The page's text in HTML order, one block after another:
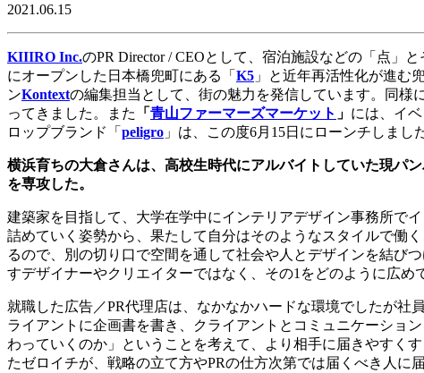
2021.06.15
KIIIRO Inc.のPR Director / CEOとして、宿泊施設などの「点」
にオープンした日本橋兜町にある「 K5 」と近年再活性化が進む
ンKontextの編集担当として、街の魅力を発信しています。同様
ってきました。また
「 青山ファーマーズマーケット 」 には、イ
ロップブランド「 peligro 」は、この度6月 15日にローンチしまし
横浜育ちの大倉さんは、高校生時代にアルバイトしていた現パ
を専攻した。
建築家を目指して、大学在学中にインテリアデザイン事務所で
詰めていく姿勢から、果たして自分はそのようなスタイルで働
るので、別の切り口で空間を通して社会や人とデザインを結び
すデザイナーやクリエイターではなく、その1 をどのように広め
就職した広告／PR代理店は、なかなかハードな環境でしたが社
ライアントに企画書を書き、クライアントとコミュニケーショ
わっていくのか」ということを考えて、より相手に届きやすく
たゼロイチが、戦略の立て方やPRの仕方次第では届くべき人に